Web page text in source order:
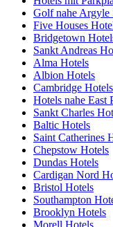
Golf nahe Argyle
Five Houses
Bridgetown
Sankt Andreas
Alma Hotels
Albion Hotels
Cambridge Hotels
Hotels nahe East
Sankt Charles
Baltic Hotels
Saint Catherines
Chepstow Hotels
Dundas Hotels
Cardigan Nord
Bristol Hotels
Southampton
Brooklyn Hotels
Morell Hotels